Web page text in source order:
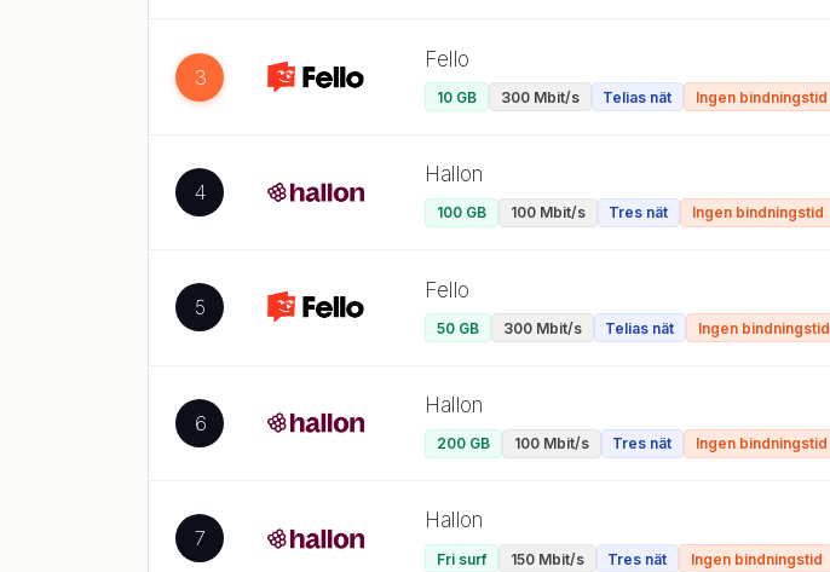
3
Fello
10 GB 300 Mbit/s Telias nät Ingen bindningstid
4
Hallon
100 GB 100 Mbit/s Tres nät Ingen bindningstid
5
Fello
50 GB 300 Mbit/s Telias nät Ingen bindningstid
6
Hallon
200 GB 100 Mbit/s Tres nät Ingen bindningstid
7
Hallon
Fri surf 150 Mbit/s Tres nät Ingen bindningstid